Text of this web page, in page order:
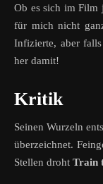
Ob es sich im Film
für mich nicht
Infizierte, aber
her damit!
Kritik
Seinen Wurzeln
überzeichnet.
Stellen droht Train